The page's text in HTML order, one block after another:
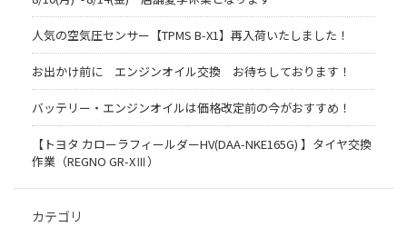
人気の空気圧センサー【TPMS B-X1】再入荷いたしました！
お出かけ前に エンジンオイル交換 お待ちしております！
バッテリー・エンジンオイルは価格改定前の今がおすすめ！
【トヨタ カローラフィールダーHV(DAA-NKE165G) 】タイヤ交換
作業（REGNO GR-XⅢ）
カテゴリ